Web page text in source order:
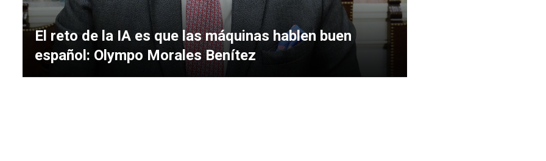
El reto de la IA es que las máquinas hablen buen
español: Olympo Morales Benítez